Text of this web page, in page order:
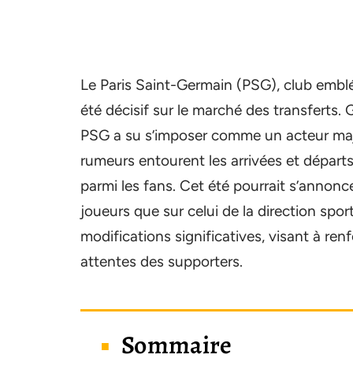
Le Paris Saint-Germain (PSG), club
été décisif sur le marché des transferts.
PSG a su s’imposer comme un acteur
rumeurs entourent les arrivées et
parmi les fans. Cet été pourrait
joueurs que sur celui de la direction
modifications significatives, visant à
attentes des supporters.
Sommaire